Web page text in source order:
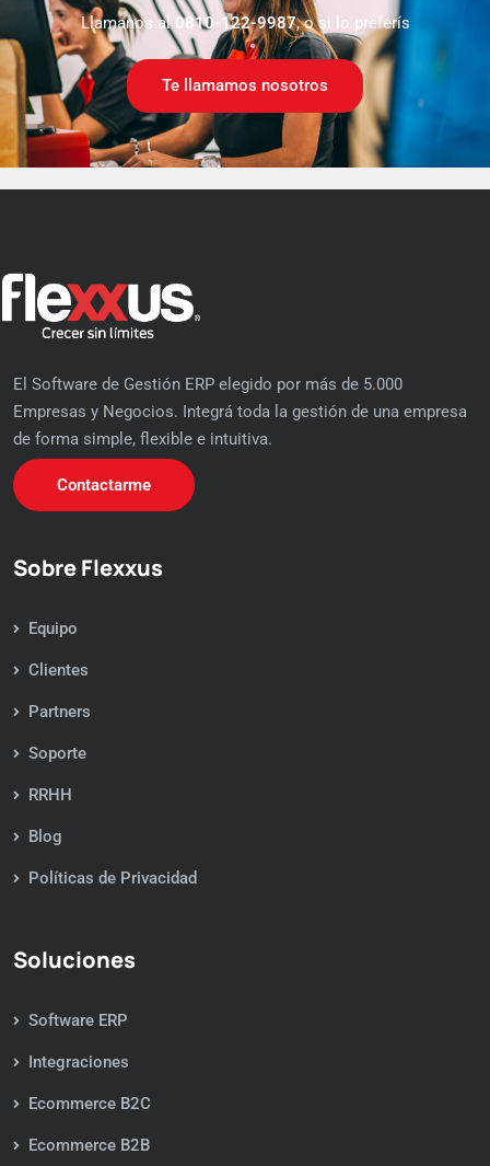
Llamanos al 0810-122-9987, o si lo preferís
Te llamamos nosotros
El Software de Gestión ERP elegido por más de 5.000
Empresas y Negocios. Integrá toda la gestión de una empresa
de forma simple, flexible e intuitiva.
Contactarme
Sobre Flexxus
Equipo
Clientes
Partners
Soporte
RRHH
Blog
Políticas de Privacidad
Soluciones
Software ERP
Integraciones
Ecommerce B2C
Ecommerce B2B